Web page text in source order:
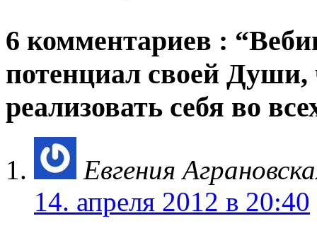
6 комментариев :
потенциал своей
реализовать себя во
Евгения
14. апреля 2012 в 20:40